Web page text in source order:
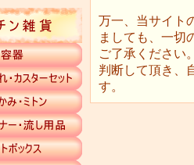
万一、当サイト
ましても、一切
ご了承ください
判断して頂き、
す。